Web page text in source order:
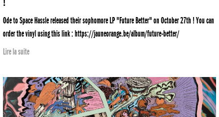
Ode to Space Hassle released their sophomore LP "Future Better" on October 27th ! You can
order the vinyl using this link : https://jauneorange.be/album/future-better/
Lire la suite